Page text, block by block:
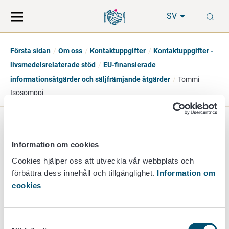
Information om cookies
Cookies hjälper oss att utveckla vår webbplats och
förbättra dess innehåll och tillgänglighet. Information om
cookies
direkt
till
på
hela
SV
Första sidan Om oss Kontaktuppgifter
Kontaktuppgifter -
livsmedelsrelaterade stöd
EU-finansierade
informationsåtgärder och säljfrämjande åtgärder
Tommi
Isosomppi
+358 50 435 3937